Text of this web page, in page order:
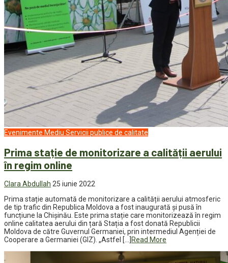
Evenimente Mediu Servicii publice de calitate
Prima stație de monitorizare a calității aerului
în regim online
Clara Abdullah 25 iunie 2022
Prima stație automată de monitorizare a calității aerului atmosferic
de tip trafic din Republica Moldova a fost inaugurată și pusă în
funcțiune la Chișinău. Este prima stație care monitorizează în regim
online calitatea aerului din țară Stația a fost donată Republicii
Moldova de către Guvernul Germaniei, prin intermediul Agenției de
Cooperare a Germaniei (GIZ). „Astfel […]
Read More